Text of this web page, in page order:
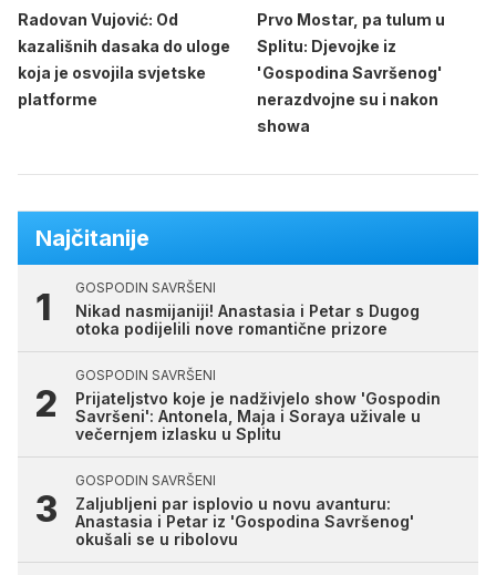
Radovan Vujović: Od
kazališnih dasaka do uloge
koja je osvojila svjetske
platforme
Prvo Mostar, pa tulum u
Splitu: Djevojke iz
'Gospodina Savršenog'
nerazdvojne su i nakon
showa
Najčitanije
GOSPODIN SAVRŠENI
Nikad nasmijaniji! Anastasia i Petar s Dugog
otoka podijelili nove romantične prizore
GOSPODIN SAVRŠENI
Prijateljstvo koje je nadživjelo show 'Gospodin
Savršeni': Antonela, Maja i Soraya uživale u
večernjem izlasku u Splitu
GOSPODIN SAVRŠENI
Zaljubljeni par isplovio u novu avanturu:
Anastasia i Petar iz 'Gospodina Savršenog'
okušali se u ribolovu